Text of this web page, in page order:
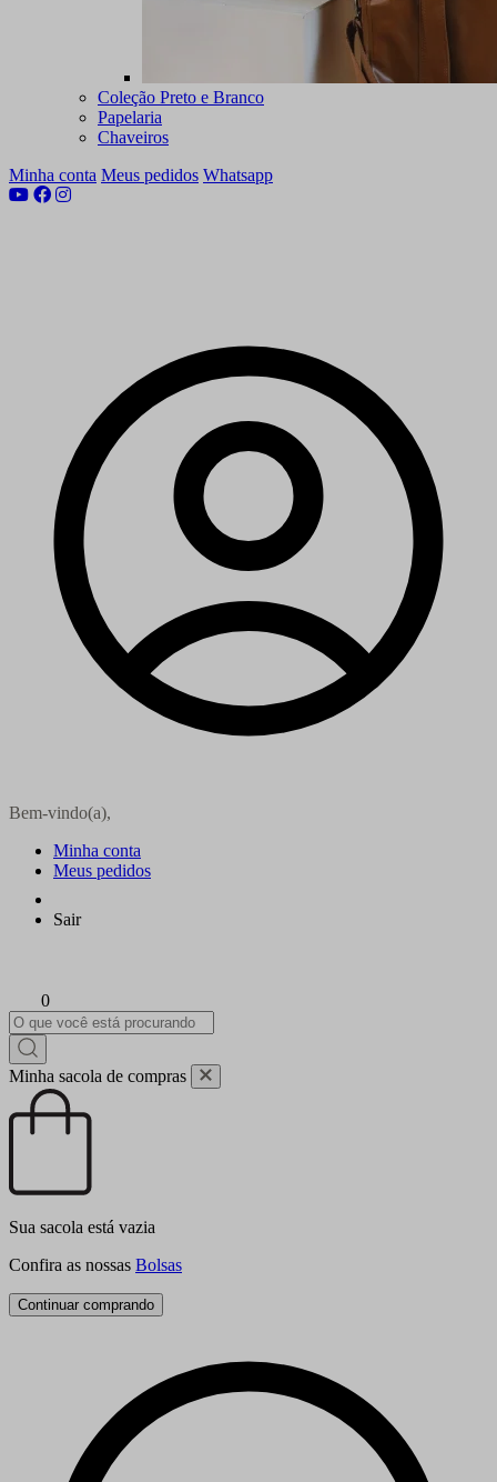
Coleção Preto e Branco
Papelaria
Chaveiros
Minha conta Meus pedidos Whatsapp
Bem-vindo(a),
Minha conta
Meus pedidos
Sair
0
Minha sacola de compras
Sua sacola está vazia
Confira as nossas Bolsas
Continuar comprando